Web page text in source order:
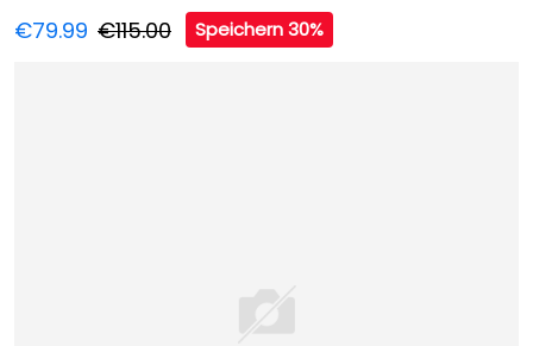
€79.99 €115.00 Speichern 30%